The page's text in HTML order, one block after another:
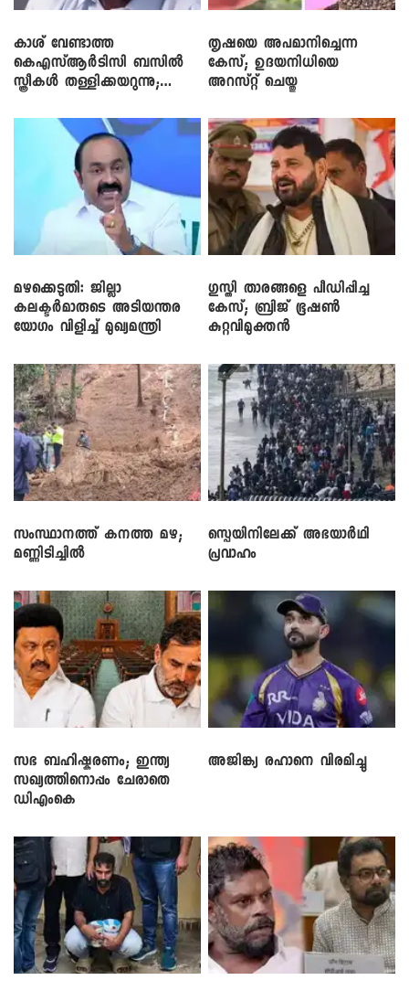
കാശ് വേണ്ടാത്ത
കെഎസ്ആർടിസി ബസിൽ
സ്ത്രീകൾ തള്ളിക്കയറുന്നു;
തൃഷയെ അപമാനിച്ചെന്ന
കേസ്; ഉദയനിധിയെ
അറസ്റ്റ് ചെയ്തു
മഴക്കെടുതി: ജില്ലാ
കലക്ടർമാരുടെ അടിയന്തര
യോഗം വിളിച്ച് മുഖ്യമന്ത്രി
​ഗുസ്തി താരങ്ങളെ പീഡിപ്പിച്ച
കേസ്; ബ്രിജ് ഭൂഷൺ
കുറ്റവിമുക്തൻ
സംസ്ഥാനത്ത് കനത്ത മഴ;
മണ്ണിടിച്ചിൽ
സ്പെയിനിലേക്ക് അഭയാർഥി
പ്രവാഹം
സഭ ബഹിഷ്കരണം; ഇന്ത്യ
സഖ്യത്തിനൊപ്പം ചേരാതെ
ഡിഎംകെ
അജിങ്ക്യ രഹാനെ വിരമിച്ചു